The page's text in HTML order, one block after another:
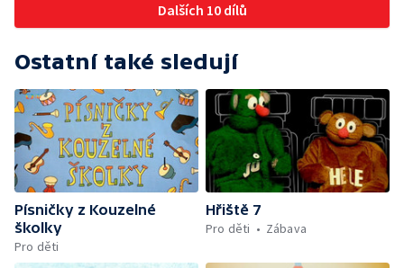
Dalších 10 dílů
Ostatní také sledují
Písničky z Kouzelné
školky
Pro děti
Hřiště 7
Pro děti
Zábava